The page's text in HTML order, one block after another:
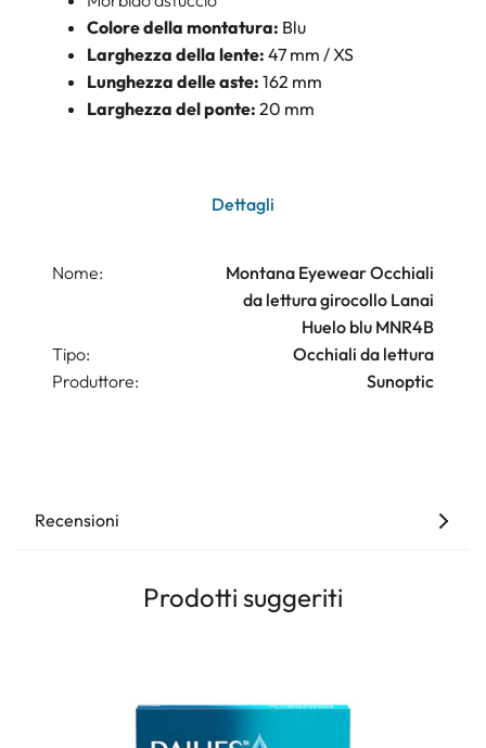
Colore della montatura: Blu
Larghezza della lente: 47 mm / XS
Lunghezza delle aste: 162 mm
Larghezza del ponte: 20 mm
Dettagli
Nome:
Montana Eyewear Occhiali
da lettura girocollo Lanai
Huelo blu MNR4B
Tipo:
Occhiali da lettura
Produttore:
Sunoptic
Recensioni
Prodotti suggeriti